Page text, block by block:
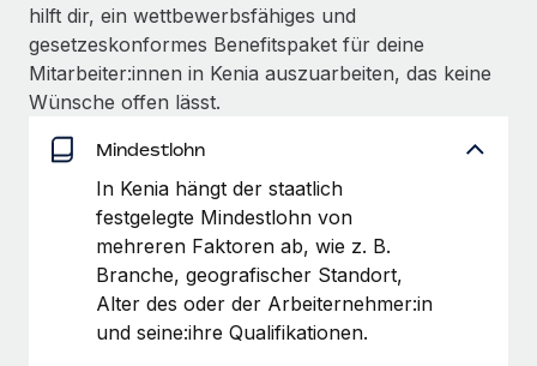
Globale Bereitstellung und Verfolgung von IT-
Geräten
Gründung von Niederlassungen
Niederlassungen
Mobilität und Relocation
Mühelose Relocation von Mitarbeiter:innen
Benefits
Mühelose Verwaltung von Benefits
Mehr erfahren
Revolution des Enterprise Contractor
globalen Content-Agentur mit Remote
Auf einen Blick Erfahre mehr über die unglaubliche
Transformation einer weltweit erfolgreichen...
Mehr erfahren
EOR und PEO
Contractor Management
Den Blog erkunden
Neues zu Remote-Produkten: Integration mit
Gusto und Zero und Contractor Management
hilft dir, ein wettbewerbsfähiges und
gesetzeskonformes Benefitspaket für deine
Mitarbeiter:innen in Kenia auszuarbeiten, das keine
Wünsche offen lässt.
Mindestlohn
In Kenia hängt der staatlich
festgelegte Mindestlohn von
mehreren Faktoren ab, wie z. B.
Branche, geografischer Standort,
Alter des oder der Arbeiternehmer:in
und seine:ihre Qualifikationen.